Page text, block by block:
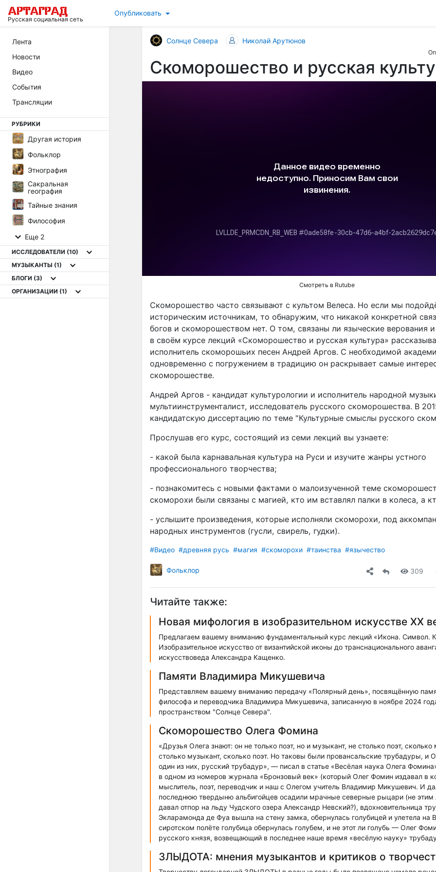
Русская социальная сеть
Опубликовать
Лента
Новости
Видео
События
Трансляции
РУБРИКИ
Другая история
Фольклор
Этнография
Сакральная
география
Тайные знания
Философия
Еще 2
ИССЛЕДОВАТЕЛИ (10)
МУЗЫКАНТЫ (1)
БЛОГИ (3)
ОРГАНИЗАЦИИ (1)
Солнце Cевера Николай Арутюнов
Скоморошество и русская
Смотреть в Rutube
Скоморошество часто связывают с культом Велеса. Но если мы
историческим источникам, то обнаружим, что никакой конкретной
богов и скоморошеством нет. О том, связаны ли языческие верования
в своём курсе лекций «Скоморошество и русская культура»
исполнитель скоморошьих песен Андрей Аргов. С необходимой
одновременно с погружением в традицию он раскрывает самые
скоморошестве.
Андрей Аргов - кандидат культурологии и исполнитель народной
мультиинструменталист, исследователь русского скоморошества. В
кандидатскую диссертацию по теме "Культурные смыслы русского
Прослушав его курс, состоящий из семи лекций вы узнаете:
- какой была карнавальная культура на Руси и изучите жанры устного
профессионального творчества;
- познакомитесь с новыми фактами о малоизученной теме
скоморохи были связаны с магией, кто им вставлял палки в колеса, а
- услышите произведения, которые исполняли скоморохи, под
народных инструментов (гусли, свирель, гудки).
#Видео #древняя русь #магия #скоморохи #таинства #язычество
Фольклор 309
Читайте также:
Новая мифология в изобразительном искусстве ХХ
Предлагаем вашему вниманию фундаментальный курс лекций «Икона. Символ.
Изобразительное искусство от византийской иконы до транснационального
искусствоведа Александра Кащенко.
Памяти Владимира Микушевича
Представляем вашему вниманию передачу «Полярный день», посвящённую
философа и переводчика Владимира Микушевича, записанную в ноябре 2024
пространством "Солнце Севера".
Скоморошество Олега Фомина
«Друзья Олега знают: он не только поэт, но и музыкант, не столько поэт, сколько
столько музыкант, сколько поэт. Но таковы были провансальские трубадуры, и
один из них, русский трубадур», — писал в статье «Весёлая наука Олега
в одном из номеров журнала «Бронзовый век» (который Олег Фомин издавал в
мыслитель, поэт, переводчик и наш с Олегом учитель Владимир Микушевич. И
последнюю твердыню альбигойцев осадили мрачные северные рыцари (не
давал отпор на льду Чудского озера Александр Невский?), вдохновительница
Экларамонда де Фya вышла на стену замка, обернулась голубицей и улетела на
сиротском полёте голубица обернулась голубем, и не этот ли голубь — Олег
русского князя, возвещающий в последнее наше время «весёлую науку»
ЗЛЫДОТА: мнения музыкантов и критиков о